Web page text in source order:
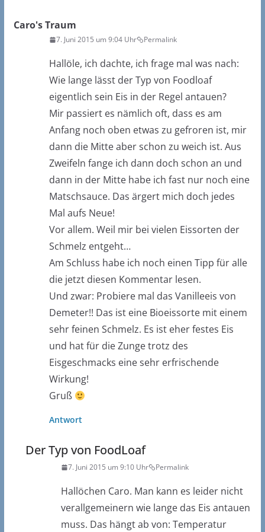
Caro's Traum
7. Juni 2015 um 9:04 Uhr Permalink
Hallöle, ich dachte, ich frage mal was nach:
Wie lange lässt der Typ von Foodloaf
eigentlich sein Eis in der Regel antauen?
Mir passiert es nämlich oft, dass es am
Anfang noch oben etwas zu gefroren ist, mir
dann die Mitte aber schon zu weich ist. Aus
Zweifeln fange ich dann doch schon an und
dann in der Mitte habe ich fast nur noch eine
Matschsauce. Das ärgert mich doch jedes
Mal aufs Neue!
Vor allem. Weil mir bei vielen Eissorten der
Schmelz entgeht…
Am Schluss habe ich noch einen Tipp für alle
die jetzt diesen Kommentar lesen.
Und zwar: Probiere mal das Vanilleeis von
Demeter!! Das ist eine Bioeissorte mit einem
sehr feinen Schmelz. Es ist eher festes Eis
und hat für die Zunge trotz des
Eisgeschmacks eine sehr erfrischende
Wirkung!
Gruß
Antwort
Der Typ von FoodLoaf
7. Juni 2015 um 9:10 Uhr Permalink
Hallöchen Caro. Man kann es leider nicht
verallgemeinern wie lange das Eis antauen
muss. Das hängt ab von: Temperatur